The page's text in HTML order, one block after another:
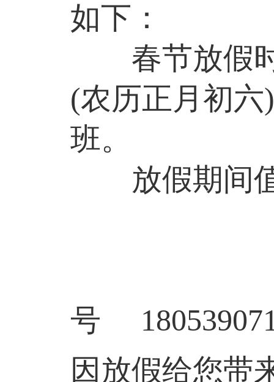
如下：
春节放假
(农历正月初六)
班。
放假期间值
号
因放假给您带